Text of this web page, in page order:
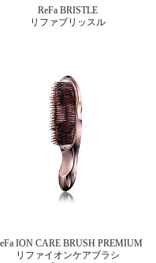
ReFa BRISTLE
リファブリッスル
ION CARE BRUSH PREMIUM
リファイオンケアブラシ